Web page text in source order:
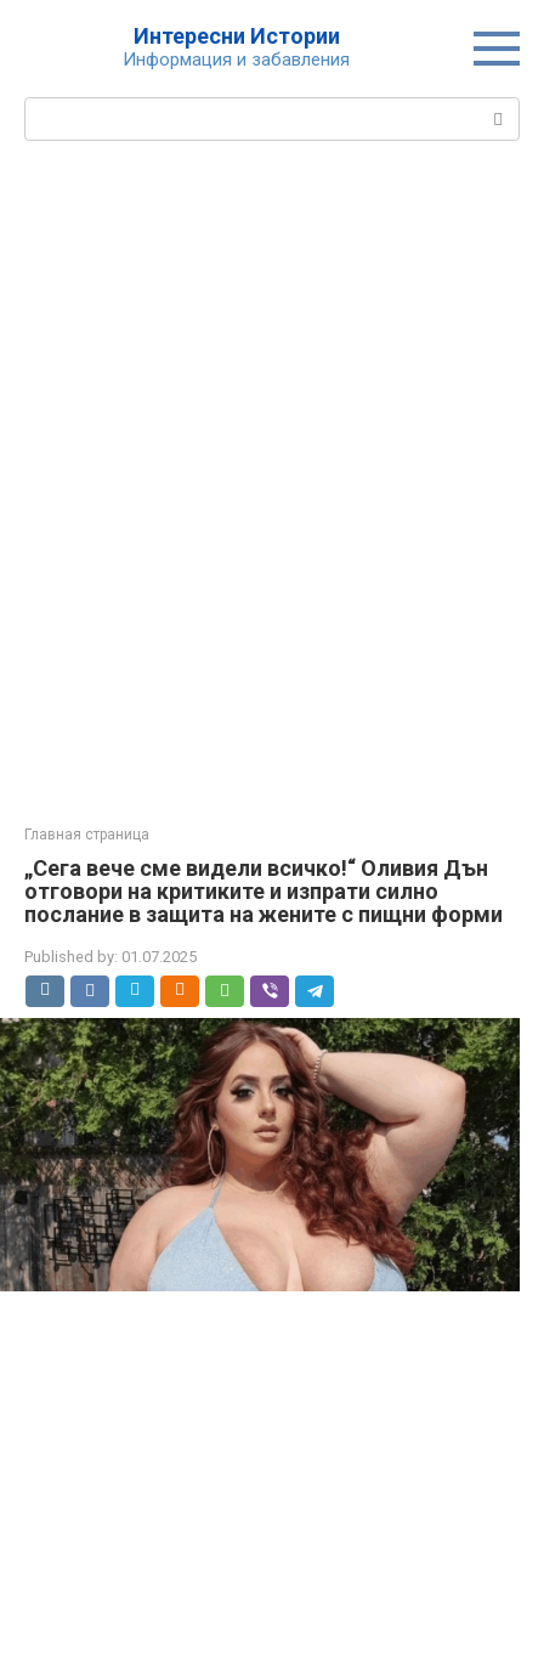
Интересни Истории
Информация и забавления
Search:
Главная страница
„Сега вече сме видели всичко!“ Оливия Дън
отговори на критиките и изпрати силно
послание в защита на жените с пищни форми
Published by: 01.07.2025